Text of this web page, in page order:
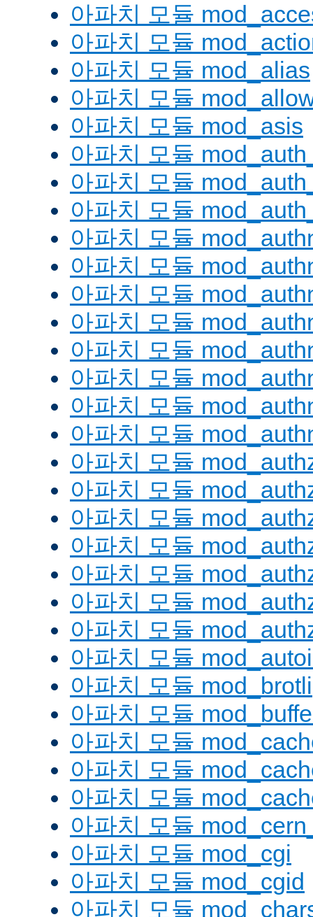
아파치 모듈
아파치 모듈
아파치 모듈 mod_alias
아파치 모듈
아파치 모듈 mod_asis
아파치 모듈
아파치 모듈
아파치 모듈
아파치 모듈
아파치 모듈
아파치 모듈
아파치 모듈
아파치 모듈
아파치 모듈
아파치 모듈
아파치 모듈
아파치 모듈
아파치 모듈
아파치 모듈
아파치 모듈
아파치 모듈
아파치 모듈
아파치 모듈
아파치 모듈
아파치 모듈 mod_brotli
아파치 모듈
아파치 모듈
아파치 모듈
아파치 모듈
아파치 모듈
아파치 모듈 mod_cgi
아파치 모듈 mod_cgid
아파치 모듈